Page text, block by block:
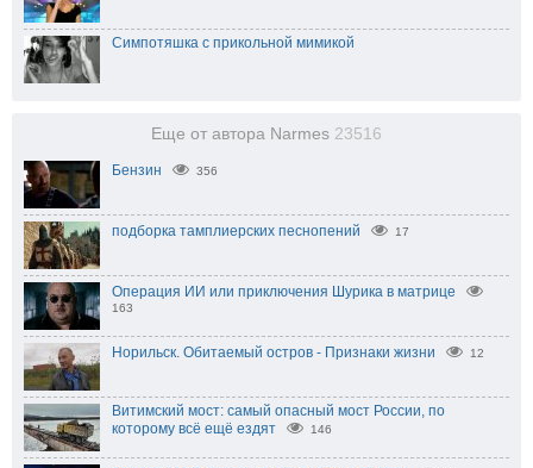
Симпотяшка с прикольной мимикой
Еще от автора Narmes 23516
Бензин 356
подборка тамплиерских песнопений 17
Операция ИИ или приключения Шурика в матрице
163
Норильск. Обитаемый остров - Признаки жизни 12
Витимский мост: самый опасный мост России, по
которому всё ещё ездят
146